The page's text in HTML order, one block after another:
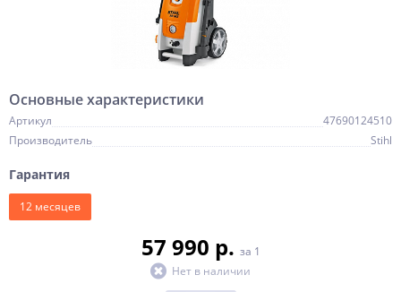
Основные характеристики
Артикул
47690124510
Производитель
Stihl
Гарантия
12 месяцев
57 990 p. за 1
Нет в наличии